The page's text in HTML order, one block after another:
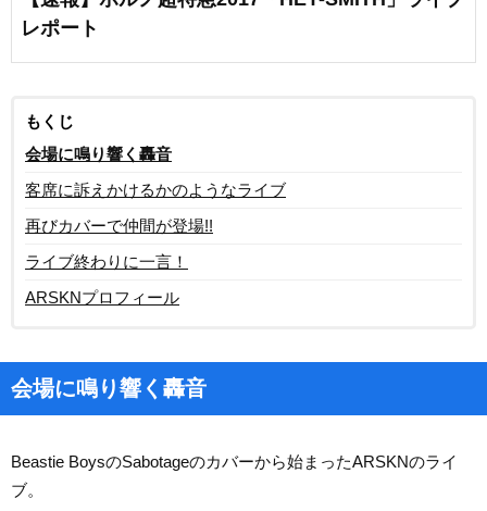
レポート
もくじ
会場に鳴り響く轟音
客席に訴えかけるかのようなライブ
再びカバーで仲間が登場!!
ライブ終わりに一言！
ARSKNプロフィール
会場に鳴り響く轟音
Beastie BoysのSabotageのカバーから始まったARSKNのライ
ブ。